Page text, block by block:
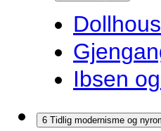
Ibsen
6 Tidlig modernisme og